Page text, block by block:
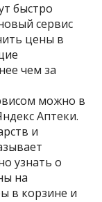
быстро
сервис
цены в
чем за
можно в
Аптеки.
и
узнать о
на
в корзине и